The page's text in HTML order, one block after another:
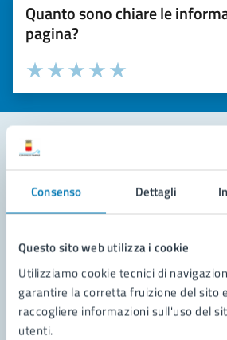
Consenso Dettagli
Questo sito web utilizza i cookie
Utilizziamo cookie tecnici di
garantire la corretta fruizione del sito
raccogliere informazioni sull'uso del
utenti.
Quanto sono chiare le
pagina?
Valuta la chiarezza delle informazioni (da 1
Seleziona il numero di stelle per
Valuta 5 stelle su 5
Valuta 4 stelle su 5
Valuta 3 stelle su 5
Valuta 2 stelle su 5
Valuta 1 stelle su 5
Leggi le domande frequenti
Richiedi assistenza
Prenota appuntamento
Problemi in città